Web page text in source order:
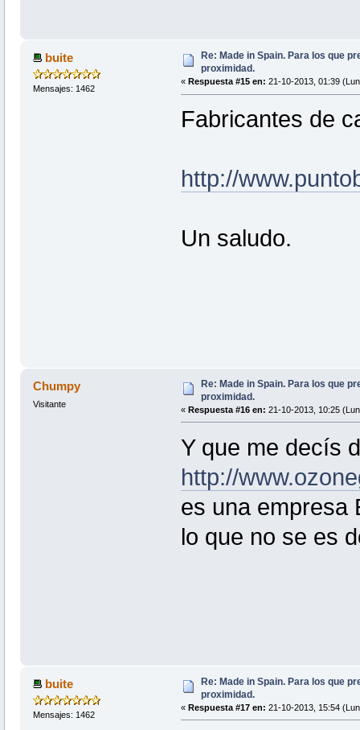
buite
Mensajes: 1462
Re: Made in Spain. Para los que
proximidad.
« Respuesta #15 en: 21-10-2013, 01:39
Fabricantes de
http://
Un saludo.
Chumpy
Visitante
Re: Made in Spain. Para los que
proximidad.
« Respuesta #16 en: 21-10-2013, 10:25
Y que me decís
http://
es una empresa
lo que no se es
buite
Mensajes: 1462
Re: Made in Spain. Para los que
proximidad.
« Respuesta #17 en: 21-10-2013, 15:54